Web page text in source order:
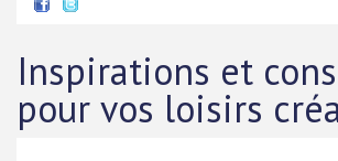
Inspirations et
pour vos loisirs